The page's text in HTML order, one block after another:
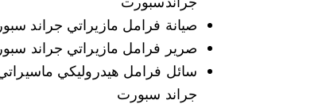
صيانة فرامل مازيراتي جراند
صرير فرامل مازيراتي جراند
سائل فرامل هيدروليكي
جراند سبورت